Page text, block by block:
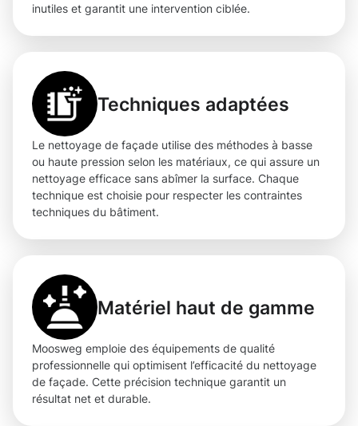
inutiles et garantit une intervention ciblée.
Techniques adaptées
Le nettoyage de façade utilise des méthodes à basse
ou haute pression selon les matériaux, ce qui assure un
nettoyage efficace sans abîmer la surface. Chaque
technique est choisie pour respecter les contraintes
techniques du bâtiment.
Matériel haut de gamme
Moosweg emploie des équipements de qualité
professionnelle qui optimisent l’efficacité du nettoyage
de façade. Cette précision technique garantit un
résultat net et durable.